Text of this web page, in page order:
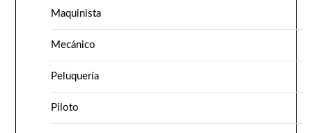
Maquinista
Mecánico
Peluquería
Piloto